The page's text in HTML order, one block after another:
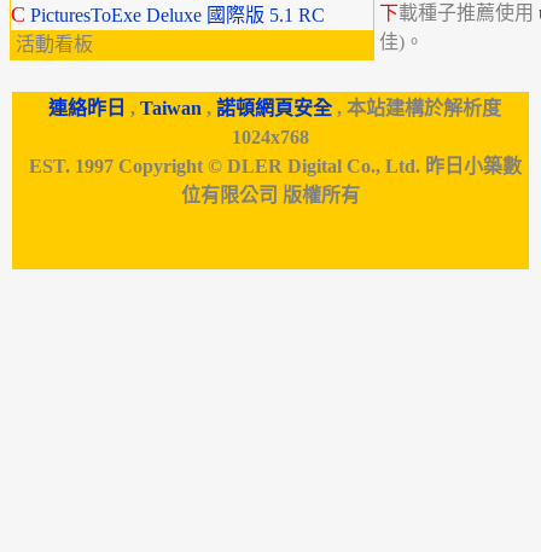
C PicturesToExe Deluxe 國際版 5.1 RC
活動看板
下載種子推薦使用
佳)。
連絡昨日 , Taiwan , 諾頓網頁安全, 本站建構於解析度
1024x768
EST. 1997 Copyright © DLER Digital Co., Ltd. 昨日小築數
位有限公司 版權所有